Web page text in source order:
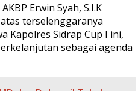
Erwin Syah, S.I.K
terselenggaranya
Kapolres Sidrap Cup I ini,
sebagai agenda